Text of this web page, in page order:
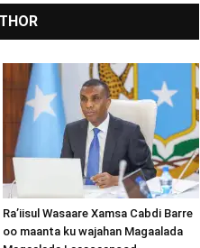
Ra’iisul Wasaare Xamsa Cabdi Barre
oo maanta ku wajahan Magaalada